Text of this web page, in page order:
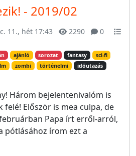
- 2019/02
11., hét 17:43 2290
0
ajánló sorozat fantasy
sci-fi
zombi történelmi
időutazás
Három bejelentenivalóm is
felé! Először is mea culpa, de
Papa írt erről-arról,
pótlásához írom ezt a